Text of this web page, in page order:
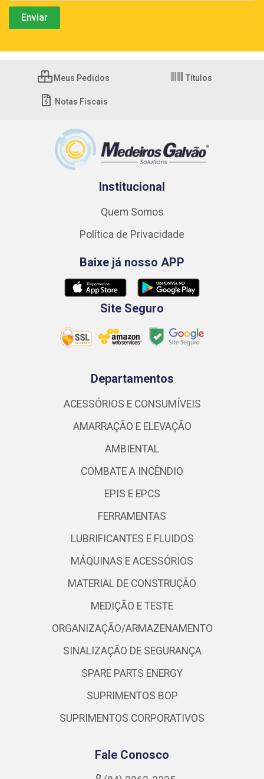
Meus Pedidos Títulos
Notas Fiscais
Institucional
Quem Somos
Política de Privacidade
Baixe já nosso APP
Site Seguro
Departamentos
ACESSÓRIOS E CONSUMÍVEIS
AMARRAÇÃO E ELEVAÇÃO
AMBIENTAL
COMBATE A INCÊNDIO
EPIS E EPCS
FERRAMENTAS
LUBRIFICANTES E FLUIDOS
MÁQUINAS E ACESSÓRIOS
MATERIAL DE CONSTRUÇÃO
MEDIÇÃO E TESTE
ORGANIZAÇÃO/ARMAZENAMENTO
SINALIZAÇÃO DE SEGURANÇA
SPARE PARTS ENERGY
SUPRIMENTOS BOP
SUPRIMENTOS CORPORATIVOS
Fale Conosco